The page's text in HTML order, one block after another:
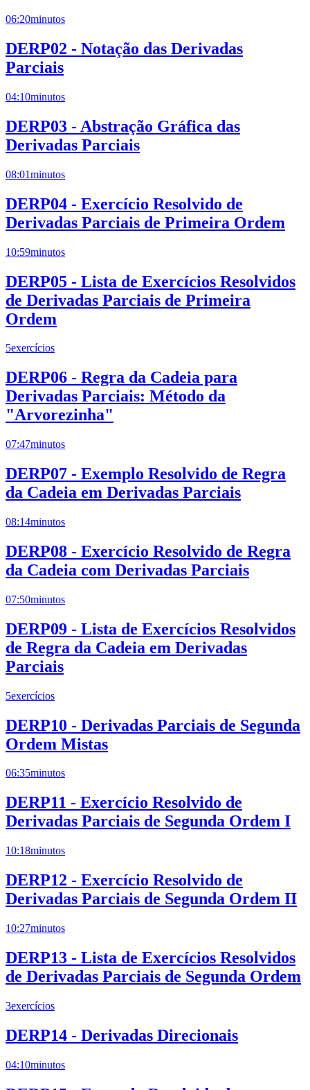
06:20minutos
DERP02 - Notação das Derivadas
Parciais
04:10minutos
DERP03 - Abstração Gráfica das
Derivadas Parciais
08:01minutos
DERP04 - Exercício Resolvido de
Derivadas Parciais de Primeira Ordem
10:59minutos
DERP05 - Lista de Exercícios Resolvidos
de Derivadas Parciais de Primeira
Ordem
5exercícios
DERP06 - Regra da Cadeia para
Derivadas Parciais: Método da
"Arvorezinha"
07:47minutos
DERP07 - Exemplo Resolvido de Regra
da Cadeia em Derivadas Parciais
08:14minutos
DERP08 - Exercício Resolvido de Regra
da Cadeia com Derivadas Parciais
07:50minutos
DERP09 - Lista de Exercícios Resolvidos
de Regra da Cadeia em Derivadas
Parciais
5exercícios
DERP10 - Derivadas Parciais de Segunda
Ordem Mistas
06:35minutos
DERP11 - Exercício Resolvido de
Derivadas Parciais de Segunda Ordem I
10:18minutos
DERP12 - Exercício Resolvido de
Derivadas Parciais de Segunda Ordem II
10:27minutos
DERP13 - Lista de Exercícios Resolvidos
de Derivadas Parciais de Segunda Ordem
3exercícios
DERP14 - Derivadas Direcionais
04:10minutos